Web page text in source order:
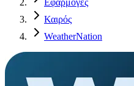
Εφαρμογές
Καιρός
WeatherNation